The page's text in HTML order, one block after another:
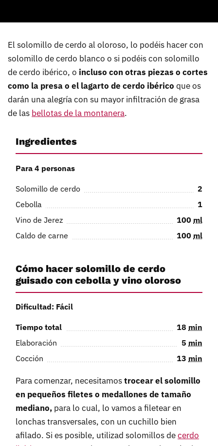
El solomillo de cerdo al oloroso, lo podéis hacer con
solomillo de cerdo blanco o si podéis con solomillo
de cerdo ibérico, o incluso con otras piezas o cortes
como la presa o el lagarto de cerdo ibérico que os
darán una alegría con su mayor infiltración de grasa
de las bellotas de la montanera.
Ingredientes
Para 4 personas
Solomillo de cerdo
2
Cebolla
1
Vino de Jerez
100 ml
Caldo de carne
100 ml
Cómo hacer solomillo de cerdo
guisado con cebolla y vino oloroso
Dificultad: Fácil
Tiempo total 18 min
Elaboración
5 min
Cocción
13 min
Para comenzar, necesitamostrocear el solomillo
en pequeños filetes o medallones de tamaño
mediano, para lo cual, lo vamos a filetear en
lonchas transversales, con un cuchillo bien
afilado. Si es posible, utilizad solomillos decerdo